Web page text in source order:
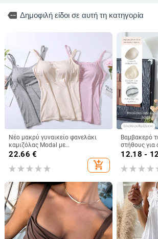
more Δημοφιλή είδοι σε αυτή τη κατηγορία
Νέο μακρύ γυναικείο φανελάκι
καμιζόλας Modal με
ενσωματωμένο τοπ και λάστιχο
σουτιέν
22.66 €
add_shopping_cart
Βαμβακερό
στήθους για
γυναικείο
12.18 -